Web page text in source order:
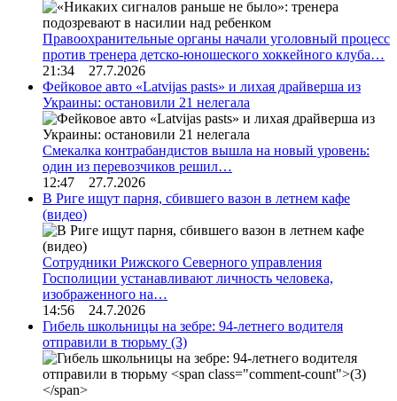
Правоохранительные органы начали уголовный процесс
против тренера детско-юношеского хоккейного клуба…
21:34 27.7.2026
Фейковое авто «Latvijas pasts» и лихая драйверша из
Украины: остановили 21 нелегала
Смекалка контрабандистов вышла на новый уровень:
один из перевозчиков решил…
12:47 27.7.2026
В Риге ищут парня, сбившего вазон в летнем кафе
(видео)
Сотрудники Рижского Северного управления
Госполиции устанавливают личность человека,
изображенного на…
14:56 24.7.2026
Гибель школьницы на зебре: 94-летнего водителя
отправили в тюрьму (3)